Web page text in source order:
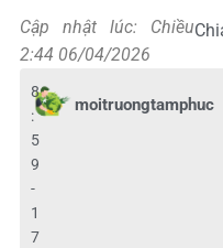
Cập nhật lúc: Chiều
2:44 06/04/2026
moitruongtamphuc
8
:
5
9
-
1
7